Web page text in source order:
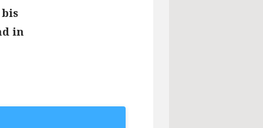
in